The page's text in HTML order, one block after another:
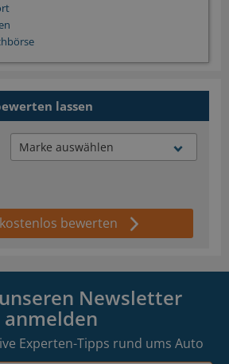
lassen
bewerten
Newsletter
anmelden
Experten-Tipps rund ums Auto